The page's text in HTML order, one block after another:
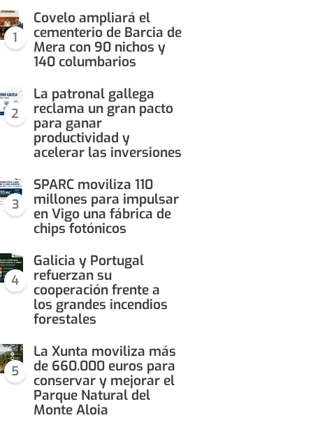
1
Covelo ampliará el
cementerio de Barcia de
Mera con 90 nichos y
140 columbarios
2
La patronal gallega
reclama un gran pacto
para ganar
productividad y
acelerar las inversiones
3
SPARC moviliza 110
millones para impulsar
en Vigo una fábrica de
chips fotónicos
4
Galicia y Portugal
refuerzan su
cooperación frente a
los grandes incendios
forestales
5
La Xunta moviliza más
de 660.000 euros para
conservar y mejorar el
Parque Natural del
Monte Aloia